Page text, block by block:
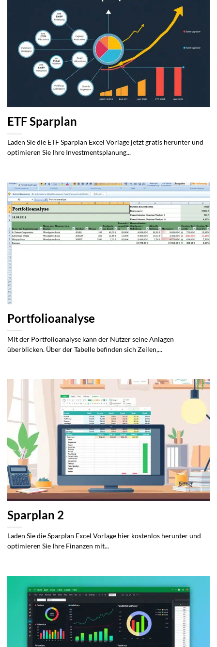
ETF Sparplan
Laden Sie die ETF Sparplan Excel Vorlage jetzt gratis herunter und
optimieren Sie Ihre Investmentsplanung...
Portfolioanalyse
Mit der Portfolioanalyse kann der Nutzer seine Anlagen
überblicken. Über der Tabelle befinden sich Zeilen,...
Sparplan 2
Laden Sie die Sparplan Excel Vorlage hier kostenlos herunter und
optimieren Sie Ihre Finanzen mit...